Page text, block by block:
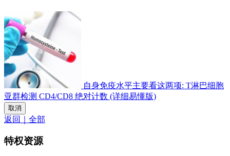
自身免疫水平主要看这两项: T淋巴细胞
亚群检测 CD4/CD8 绝对计数 (详细易懂版)
取消
返回｜全部
特权资源